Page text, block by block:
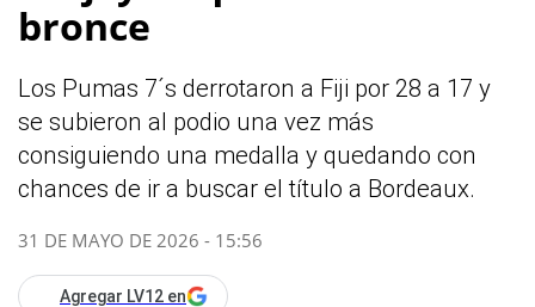
bronce
Los Pumas 7´s derrotaron a Fiji por 28 a 17 y
se subieron al podio una vez más
consiguiendo una medalla y quedando con
chances de ir a buscar el título a Bordeaux.
31 DE MAYO DE 2026 - 15:56
Agregar LV12 en